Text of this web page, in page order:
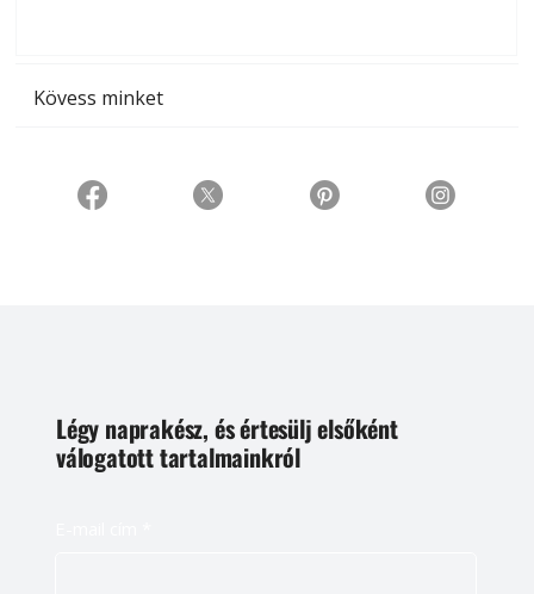
Kövess minket
Légy naprakész, és értesülj elsőként
válogatott tartalmainkról